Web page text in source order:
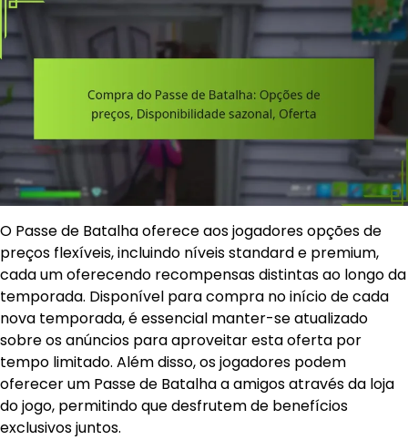
O Passe de Batalha oferece aos jogadores opções de
preços flexíveis, incluindo níveis standard e premium,
cada um oferecendo recompensas distintas ao longo da
temporada. Disponível para compra no início de cada
nova temporada, é essencial manter-se atualizado
sobre os anúncios para aproveitar esta oferta por
tempo limitado. Além disso, os jogadores podem
oferecer um Passe de Batalha a amigos através da loja
do jogo, permitindo que desfrutem de benefícios
exclusivos juntos.